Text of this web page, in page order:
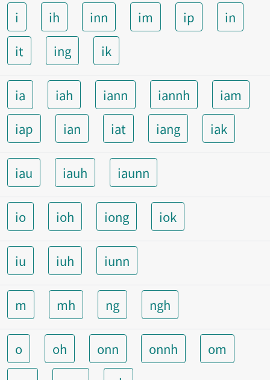
i ih inn im ip
in
it
ing ik
ia iah iann iannh
iam
iap
ian iat iang iak
iau iauh iaunn
io ioh iong iok
iu iuh iunn
m mh ng ngh
o oh onn onnh
om